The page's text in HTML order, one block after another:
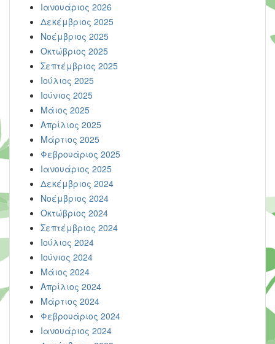
Ιανουάριος 2026
Δεκέμβριος 2025
Νοέμβριος 2025
Οκτώβριος 2025
Σεπτέμβριος 2025
Ιούλιος 2025
Ιούνιος 2025
Μάιος 2025
Απρίλιος 2025
Μάρτιος 2025
Φεβρουάριος 2025
Ιανουάριος 2025
Δεκέμβριος 2024
Νοέμβριος 2024
Οκτώβριος 2024
Σεπτέμβριος 2024
Ιούλιος 2024
Ιούνιος 2024
Μάιος 2024
Απρίλιος 2024
Μάρτιος 2024
Φεβρουάριος 2024
Ιανουάριος 2024